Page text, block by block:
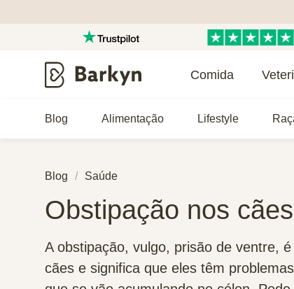
Comida
Blog Alimentação Lifestyle
Blog Saúde
Obstipação nos cães
A obstipação, vulgo, prisão de ventre,
cães e significa que eles têm